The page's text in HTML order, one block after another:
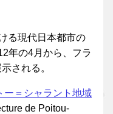
る現代日本都市の
年の4月から、フラ
される。
ー＝シャラント地域
de Poitou-